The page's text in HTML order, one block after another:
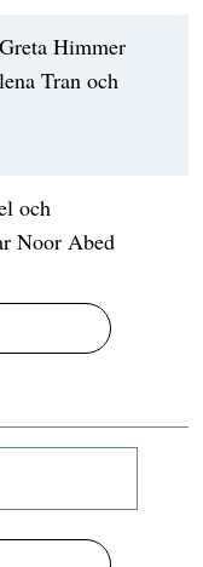
Himmer
Tran och
och
Noor Abed